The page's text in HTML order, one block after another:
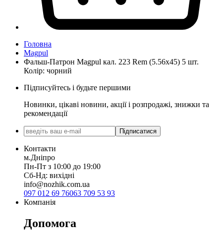
Головна
Magpul
Фальш-Патрон Magpul кал. 223 Rem (5.56х45) 5 шт.
Колір: чорний
Підписуйтесь і будьте першими
Новинки, цікаві новини, акції і розпродажі, знижки та
рекомендації
Підписатися
Контакти
м.Дніпро
Пн-Пт з 10:00 до 19:00
Сб-Нд: вихідні
info@nozhik.com.ua
097 012 69 76063 709 53 93
Компанія
Допомога